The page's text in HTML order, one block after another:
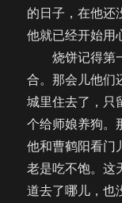
的日子，在他还
他就已经开始用
烧饼记得第一
合。那会儿他们
城里住去了，只
个给师娘养狗。
他和曹鹤阳看门
老是吃不饱。这
道去了哪儿，也